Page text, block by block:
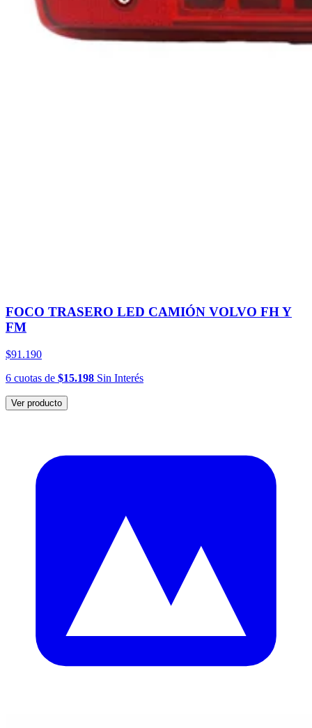
FOCO TRASERO LED CAMIÓN VOLVO FH Y
FM
$91.190
6 cuotas de $15.198 Sin Interés
Ver producto